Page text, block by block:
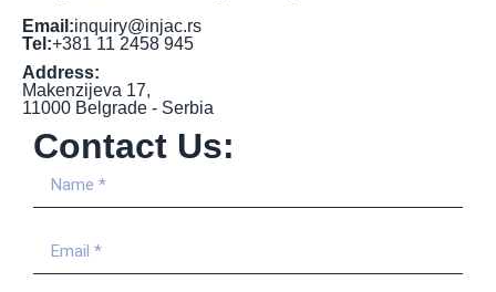
Email:inquiry@injac.rs
Tel:+381 11 2458 945
Address:
Makenzijeva 17,
11000 Belgrade - Serbia
Contact Us: